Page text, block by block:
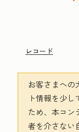
レコード
お客さまへの
ト情報を少
ため、本コン
者を介さない